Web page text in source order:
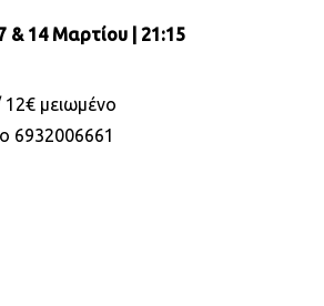
& 14 Μαρτίου | 21:15
12€ μειωμένο
6932006661